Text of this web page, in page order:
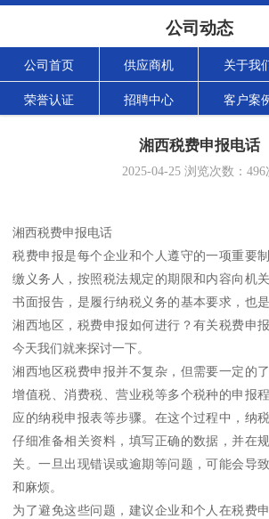
公司动态
公司首页 供应商机 关于我
荣誉认证 招聘中心 客户案
湘西税费申报电话
2025-04-25浏览次数： 496
湘西税费申报电话
税费申报是每个企业和个人遵守的一项重要
缴义务人，按照税法规定的期限和内容向机
书面报告，是履行纳税义务的基本要求，也
湘西地区，税费申报如何进行？有关税费申
今天我们就来探讨一下。
湘西地区税费申报并不复杂，但需要一定的
增值税、消费税、营业税等多个税种的申报
应的纳税申报表等步骤。在这个过程中，纳
仔细准备相关资料，填写正确的数据，并在
关。一旦出现错误或逾期等问题，可能会导
和麻烦。
为了避免这些问题，建议企业和个人在税费